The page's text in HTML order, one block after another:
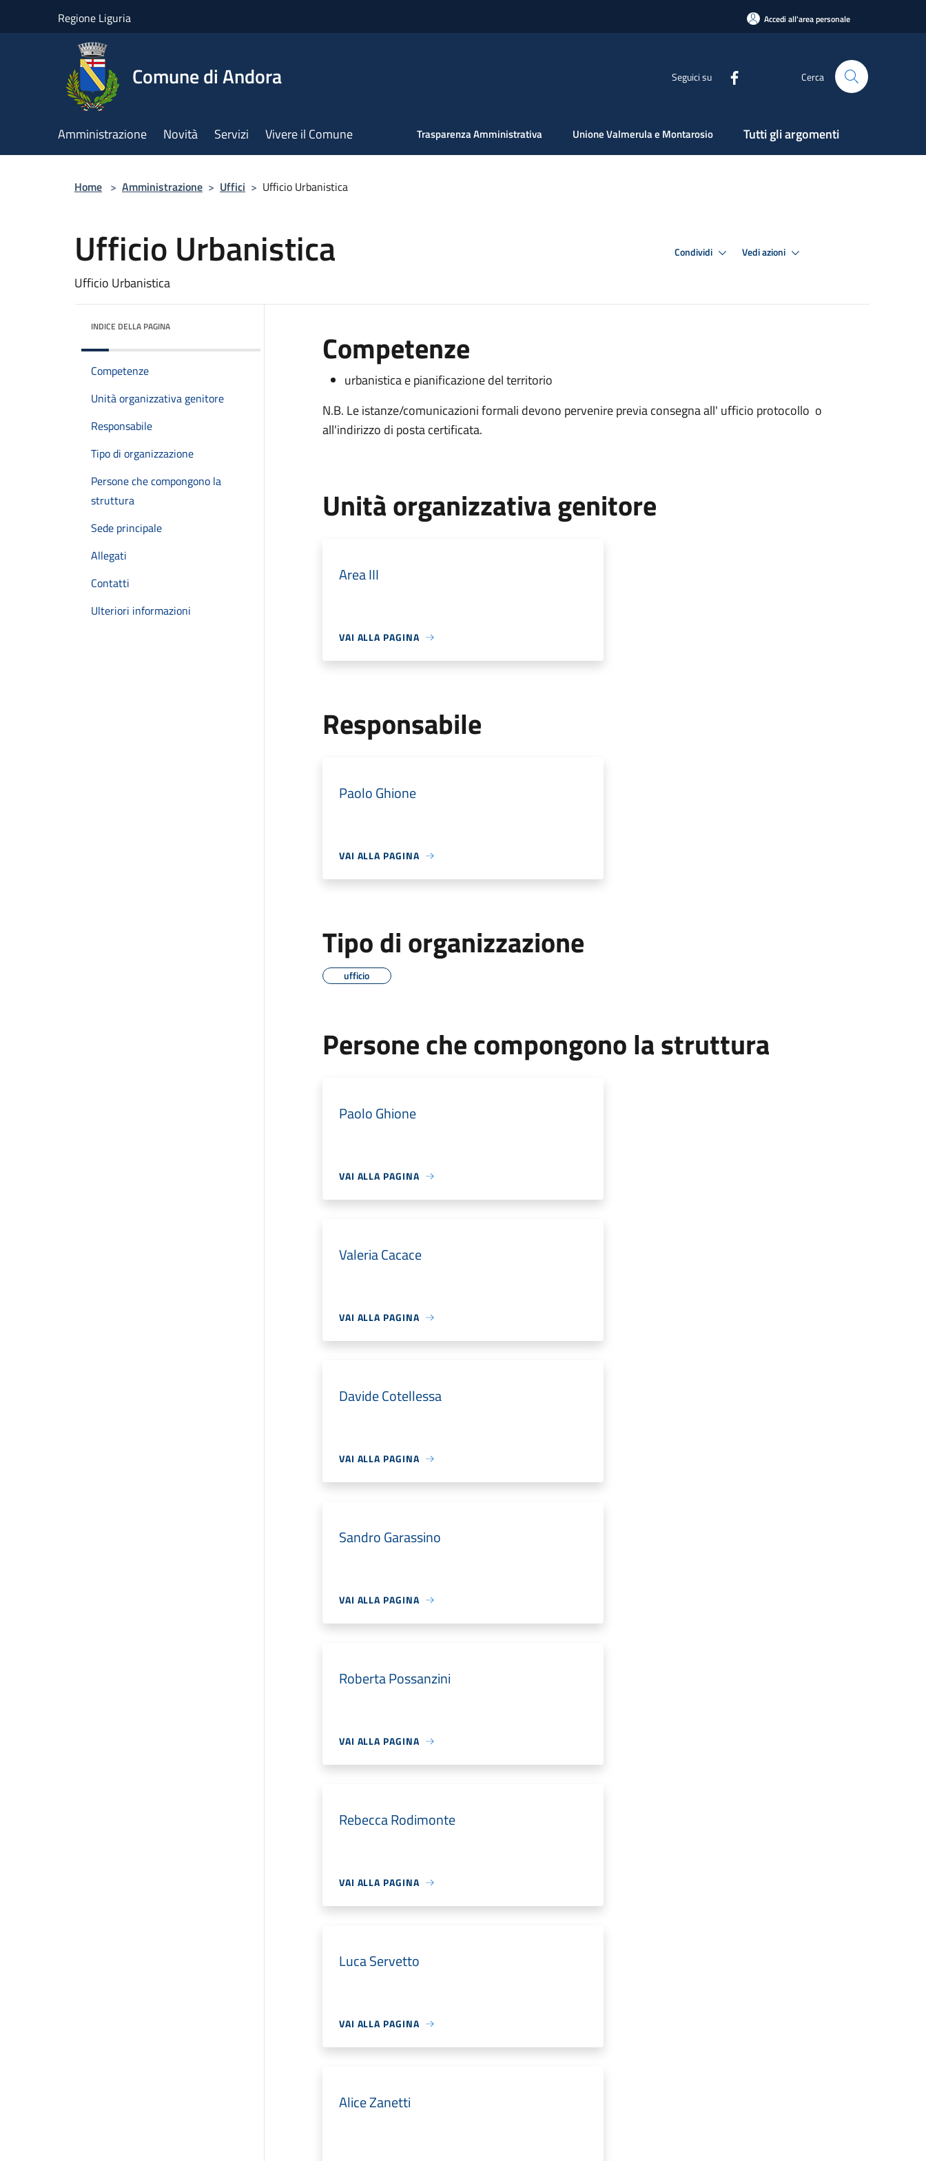
Regione Liguria Accedi all'area personale
Comune di Andora Seguici su Cerca
Amministrazione Novità Servizi Vivere il Comune Trasparenza Amministrativa Unione Valmerula e Montarosio Tutti gli argomenti
Home > Amministrazione > Uffici > Ufficio Urbanistica
Ufficio Urbanistica
Ufficio Urbanistica
Condividi Vedi azioni
INDICE DELLA PAGINA
Competenze
Unità organizzativa genitore
Responsabile
Tipo di organizzazione
Persone che compongono la
struttura
Sede principale
Allegati
Contatti
Ulteriori informazioni
Competenze
urbanistica e pianificazione del territorio
N.B. Le istanze/comunicazioni formali devono pervenire previa consegna all' ufficio protocollo o
all'indirizzo di posta certificata.
Unità organizzativa genitore
Area III
VAI ALLA PAGINA
Responsabile
Paolo Ghione
VAI ALLA PAGINA
Tipo di organizzazione
ufficio
Persone che compongono la struttura
Paolo Ghione
VAI ALLA PAGINA
Valeria Cacace
VAI ALLA PAGINA
Davide Cotellessa
VAI ALLA PAGINA
Sandro Garassino
VAI ALLA PAGINA
Roberta Possanzini
VAI ALLA PAGINA
Rebecca Rodimonte
VAI ALLA PAGINA
Luca Servetto
VAI ALLA PAGINA
Alice Zanetti